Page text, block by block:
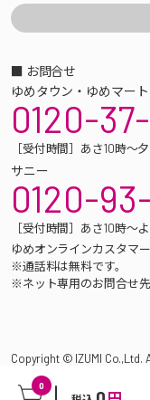
0
■ お問合せ
ゆめタウン・ゆめマー
0120-
［受付時間］あさ10時～
サニー
0120-
［受付時間］あさ10時～
ゆめオンラインカスタマ
※通話料は無料です。
※ネット専用のお問合せ
Copyright © IZUMI Co.,Ltd.